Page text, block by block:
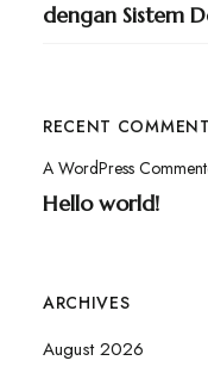
dengan Sistem
RECENT
A WordPress
Hello world!
ARCHIVES
August 2026